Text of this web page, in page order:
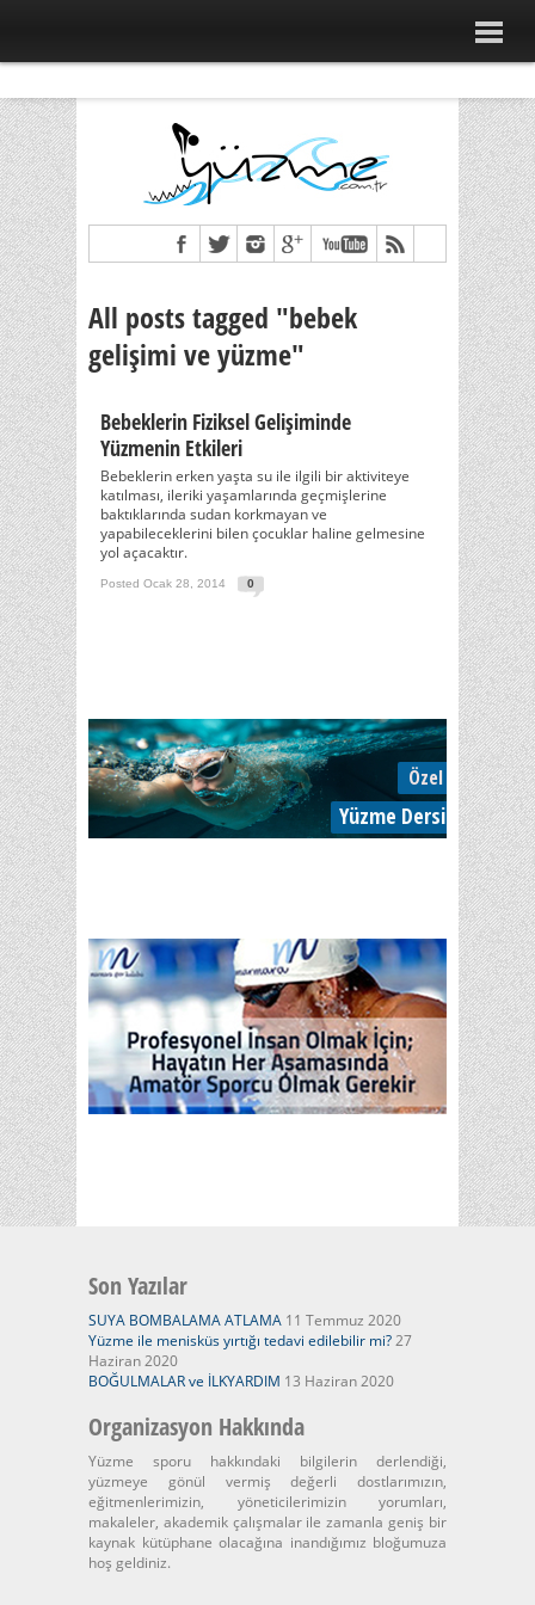
All posts tagged "bebek
gelişimi ve yüzme"
Bebeklerin Fiziksel Gelişiminde
Yüzmenin Etkileri
Bebeklerin erken yaşta su ile ilgili bir aktiviteye
katılması, ileriki yaşamlarında geçmişlerine
baktıklarında sudan korkmayan ve
yapabileceklerini bilen çocuklar haline gelmesine
yol açacaktır.
Posted Ocak 28, 2014 0
Son Yazılar
SUYA BOMBALAMA ATLAMA 11 Temmuz 2020
Yüzme ile menisküs yırtığı tedavi edilebilir mi?27
Haziran 2020
BOĞULMALAR ve İLKYARDIM 13 Haziran 2020
Organizasyon Hakkında
Yüzme sporu hakkındaki bilgilerin derlendiği,
yüzmeye gönül vermiş değerli dostlarımızın,
eğitmenlerimizin, yöneticilerimizin yorumları,
makaleler, akademik çalışmalar ile zamanla geniş bir
kaynak kütüphane olacağına inandığımız bloğumuza
hoş geldiniz.